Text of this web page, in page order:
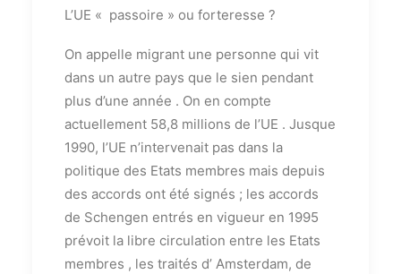
L’UE « passoire » ou forteresse ?
On appelle migrant une personne qui vit
dans un autre pays que le sien pendant
plus d’une année . On en compte
actuellement 58,8 millions de l’UE . Jusque
1990, l’UE n’intervenait pas dans la
politique des Etats membres mais depuis
des accords ont été signés ; les accords
de Schengen entrés en vigueur en 1995
prévoit la libre circulation entre les Etats
membres , les traités d’ Amsterdam, de